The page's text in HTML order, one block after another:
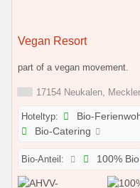
Vegan Resort
part of a vegan movement.
17154 Neukalen,
Hoteltyp:
Bio-
Bio-Catering
Bio-Anteil: 100% Bio